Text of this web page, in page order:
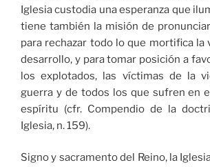
Iglesia custodia una esperanza que
tiene también la misión de
para rechazar todo lo que mortifica la
desarrollo, y para tomar posición a
los explotados, las víctimas de la
guerra y de todos los que sufren en
espíritu (cfr. Compendio de la
Iglesia, n. 159).
Signo y sacramento del Reino, la